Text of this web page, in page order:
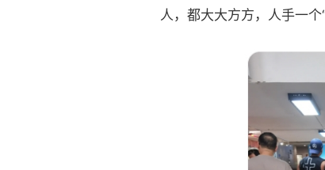
人，都大大方方，人手一